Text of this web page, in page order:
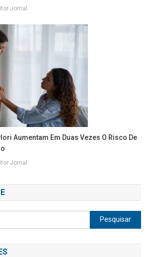
Jornal
Aumentam Em Duas Vezes O Risco De
Jornal
Pesquisar
por: